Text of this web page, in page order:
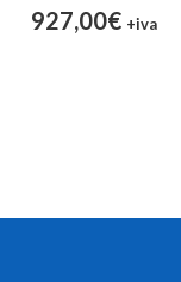
927,00€ +iva